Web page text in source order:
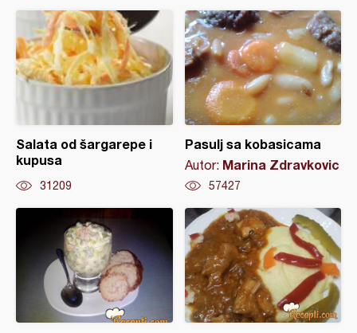
Salata od šargarepe i
kupusa
31209
Pasulj sa kobasicama
Autor: Marina Zdravkovic
57427